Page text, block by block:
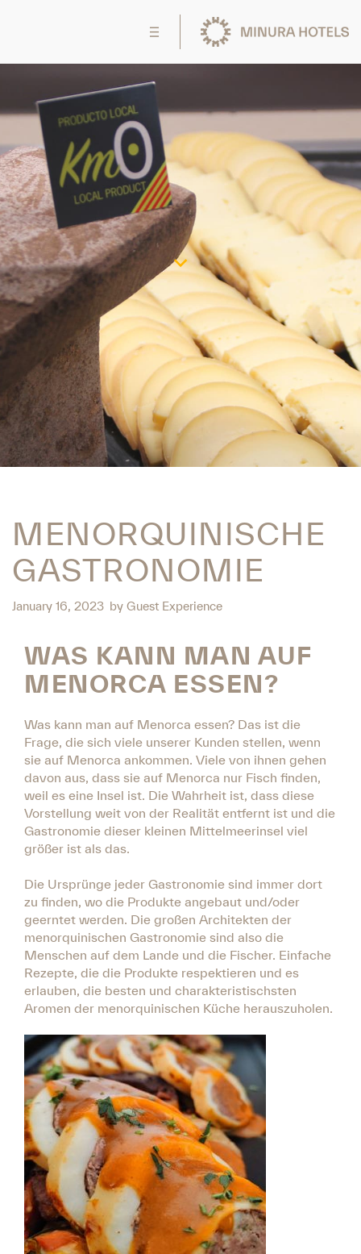
MENORQUINISCHE
GASTRONOMIE
January 16, 2023 by Guest Experience
WAS KANN MAN AUF
MENORCA ESSEN?
Was kann man auf Menorca essen? Das ist die
Frage, die sich viele unserer Kunden stellen, wenn
sie auf Menorca ankommen. Viele von ihnen gehen
davon aus, dass sie auf Menorca nur Fisch finden,
weil es eine Insel ist. Die Wahrheit ist, dass diese
Vorstellung weit von der Realität entfernt ist und die
Gastronomie dieser kleinen Mittelmeerinsel viel
größer ist als das.
Die Ursprünge jeder Gastronomie sind immer dort
zu finden, wo die Produkte angebaut und/oder
geerntet werden. Die großen Architekten der
menorquinischen Gastronomie sind also die
Menschen auf dem Lande und die Fischer. Einfache
Rezepte, die die Produkte respektieren und es
erlauben, die besten und charakteristischsten
Aromen der menorquinischen Küche herauszuholen.